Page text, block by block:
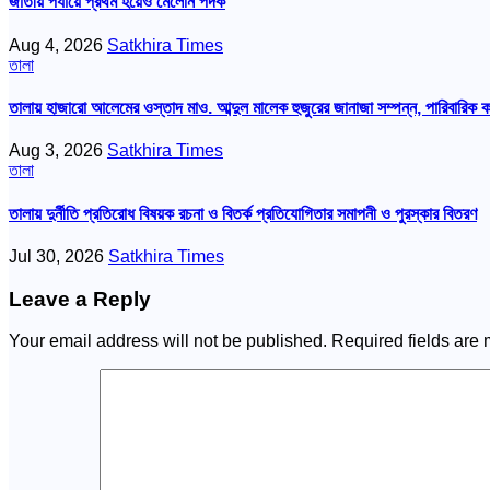
Aug 4, 2026 Satkhira Times
তালা
তালায় হাজারো আলেমের ওস্তাদ মাও. আব্দুল মালেক হুজুরের জানাজা সম্পন্ন, পারিবারিক
Aug 3, 2026 Satkhira Times
তালা
তালায় দুর্নীতি প্রতিরোধ বিষয়ক রচনা ও বিতর্ক প্রতিযোগিতার সমাপনী ও পুরস্কার বিতরণ
Jul 30, 2026 Satkhira Times
Leave a Reply
Your email address will not be published. Required fields are